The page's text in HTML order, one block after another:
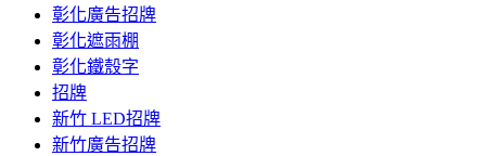
彰化廣告招牌
彰化遮雨棚
彰化鐵殼字
招牌
新竹 LED招牌
新竹廣告招牌